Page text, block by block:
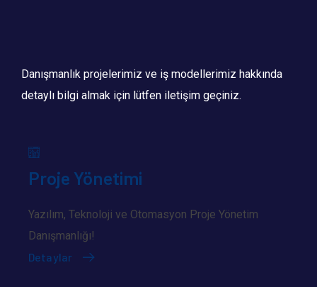
Danışmanlık projelerimiz ve iş modellerimiz hakkında
detaylı bilgi almak için lütfen iletişim geçiniz.
Proje Yönetimi
Yazılım, Teknoloji ve Otomasyon Proje Yönetim
Danışmanlığı!
Detaylar